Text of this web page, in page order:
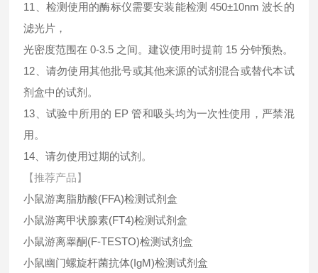
11、检测使用的酶标仪需要安装能检测 450±10nm 波长的
滤光片，
光密度范围在 0-3.5 之间。建议使用时提前 15 分钟预热。
12、请勿使用其他批号或其他来源的试剂混合或替代本试
剂盒中的试剂。
13、试验中所用的 EP 管和吸头均为一次性使用，严禁混
用。
14、请勿使用过期的试剂。
【推荐产品】
小鼠游离脂肪酸(FFA)检测试剂盒
小鼠游离甲状腺素(FT4)检测试剂盒
小鼠游离睾酮(F-TESTO)检测试剂盒
小鼠幽门螺旋杆菌抗体(IgM)检测试剂盒